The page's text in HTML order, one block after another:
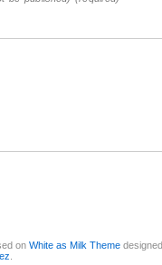
onWhite as Milk Theme